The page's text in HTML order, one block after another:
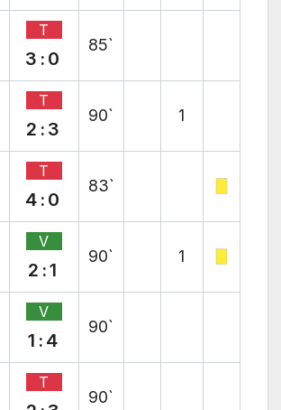
T
3:0
85`
T
2:3
90` 1
T
4:0
83`
V
2:1
90` 1
V
1:4
90`
T
90`